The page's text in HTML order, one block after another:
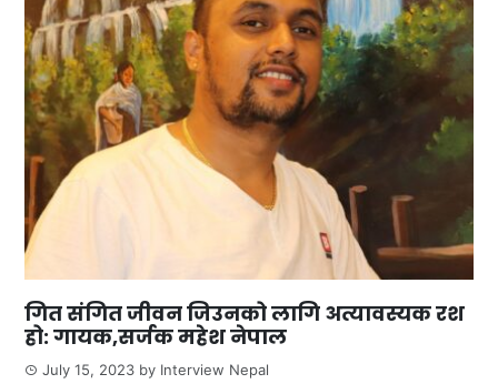
गित संगित जीवन जिउनको लागि अत्यावस्यक रश
हो: गायक,सर्जक महेश नेपाल
July 15, 2023 by Interview Nepal